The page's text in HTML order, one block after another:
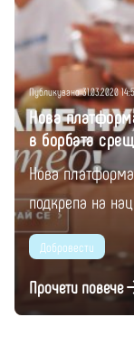
Публикувано 31.03.2020
Нова
в борбата
Нова
подкрепа на
Добровести
Прочети повече